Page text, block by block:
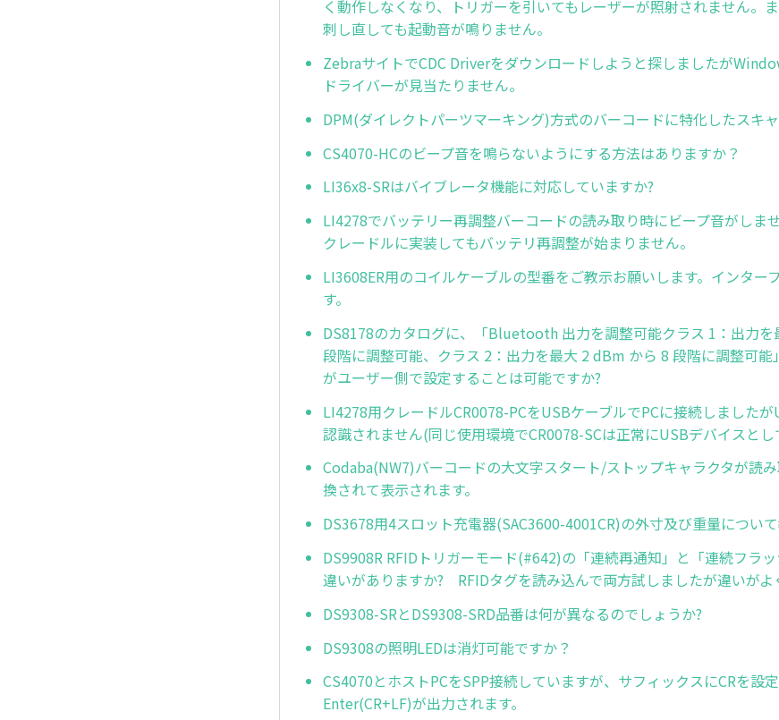
く動作しなくなり、トリガーを引いてもレーザーが照射されません。
刺し直しても起動音が鳴りません。
ZebraサイトでCDC Driverをダウンロードしようと探しましたが
ドライバーが見当たりません。
DPM(ダイレクトパーツマーキング)方式のバーコードに特化したスキ
CS4070-HCのビープ音を鳴らないようにする方法はありますか？
LI36x8-SRはバイブレータ機能に対応していますか?
LI4278でバッテリー再調整バーコードの読み取り時にビープ音がしま
クレードルに実装してもバッテリ再調整が始まりません。
LI3608ER用のコイルケーブルの型番をご教示お願いします。インター
す。
DS8178のカタログに、「Bluetooth 出力を調整可能クラス 1：出力を
段階に調整可能、クラス 2：出力を最大 2 dBm から 8 段階に調整可能
がユーザー側で設定することは可能ですか?
LI4278用クレードルCR0078-PCをUSBケーブルでPCに接続しました
認識されません(同じ使用環境でCR0078-SCは正常にUSBデバイスと
Codaba(NW7)バーコードの大文字スタート/ストップキャラクタが読
換されて表示されます。
DS3678用4スロット充電器(SAC3600-4001CR)の外寸及び重量について
DS9908R RFIDトリガーモード(#642)の「連続再通知」と「連続フラ
違いがありますか? RFIDタグを読み込んで両方試しましたが違いがよ
DS9308-SRとDS9308-SRD品番は何が異なるのでしょうか?
DS9308の照明LEDは消灯可能ですか？
CS4070とホストPCをSPP接続していますが、サフィックスにCRを設定
Enter(CR+LF)が出力されます。